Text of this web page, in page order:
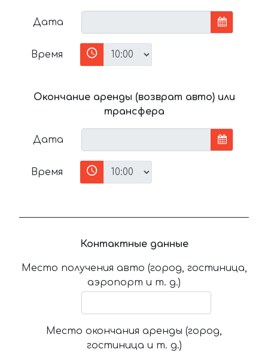
Дата
Время
Окончание аренды (возврат авто) или
трансфера
Дата
Время
Контактные данные
Место получения авто (город, гостиница,
аэропорт и т. д.)
Место окончания аренды (город,
гостиница и т. д.)